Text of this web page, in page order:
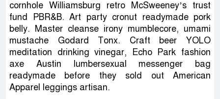
cornhole Williamsburg retro McSweeney’s trust
fund PBR&B. Art party cronut readymade pork
belly. Master cleanse irony mumblecore, umami
mustache Godard Tonx. Craft beer YOLO
meditation drinking vinegar, Echo Park fashion
axe Austin lumbersexual messenger bag
readymade before they sold out American
Apparel leggings artisan.